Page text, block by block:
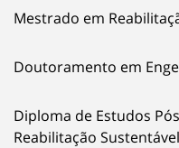
Mestrado em
Doutoramento em
Diploma de Estudos
Reabilitação Sustentável